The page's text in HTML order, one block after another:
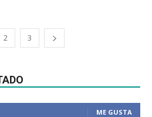
2 3
ME GUSTA